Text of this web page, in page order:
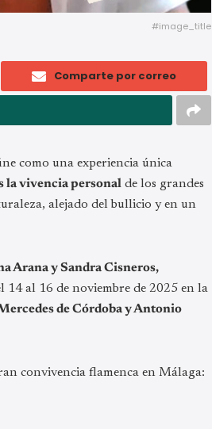
#image_title
Comparte por correo
como una experiencia única
la vivencia personal de los grandes
alejado del bullicio y en un
Arana y Sandra Cisneros,
14 al 16 de noviembre de 2025 en la
de Córdoba y Antonio
convivencia flamenca en Málaga: